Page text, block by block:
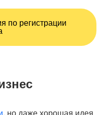
по регистрации
, но даже хорошая идея